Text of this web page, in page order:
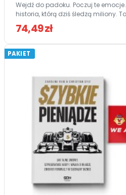
Wejdź do padoku. Poczuj te
historia, którą dziś śledzą miliony.
74,49 zł
PAKIET